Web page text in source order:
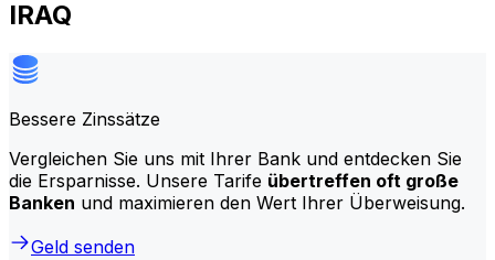
IRAQ
Bessere Zinssätze
Vergleichen Sie uns mit Ihrer Bank und entdecken Sie
die Ersparnisse. Unsere Tarife übertreffen oft große
Banken und maximieren den Wert Ihrer Überweisung.
Geld senden